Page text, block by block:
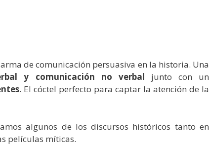
de comunicación persuasiva en la historia. Una
y comunicación no verbal junto con un
. El cóctel perfecto para captar la atención de la
algunos de los discursos históricos tanto en
películas míticas.